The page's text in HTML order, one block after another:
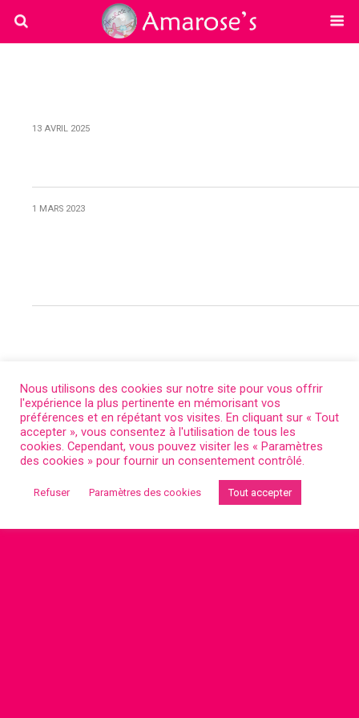
13 AVRIL 2025
1 MARS 2023
Nous utilisons des cookies sur notre site pour vous offrir
l'expérience la plus pertinente en mémorisant vos
préférences et en répétant vos visites. En cliquant sur « Tout
accepter », vous consentez à l'utilisation de tous les
cookies. Cependant, vous pouvez visiter les « Paramètres
des cookies » pour fournir un consentement contrôlé.
Refuser Paramètres des cookies Tout accepter
Retour au début